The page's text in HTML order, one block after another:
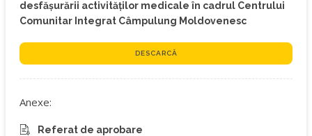
desfășurării activităților medicale în cadrul Centrului
Comunitar Integrat Câmpulung Moldovenesc
DESCARCĂ
Anexe:
Referat de aprobare